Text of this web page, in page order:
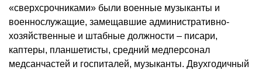
«сверхсрочниками» были военные музыканты и
военнослужащие, замещавшие административно-
хозяйственные и штабные должности – писари,
каптеры, планшетисты, средний медперсонал
медсанчастей и госпиталей, музыканты. Двухгодичный